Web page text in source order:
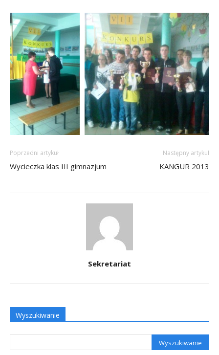
Poprzedni artykuł
Wycieczka klas III gimnazjum
Następny artykuł
KANGUR 2013
Sekretariat
Wyszukiwanie